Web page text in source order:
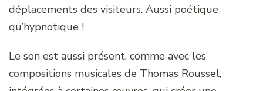
déplacements des visiteurs. Aussi poétique
qu’hypnotique !
Le son est aussi présent, comme avec les
compositions musicales de Thomas Roussel,